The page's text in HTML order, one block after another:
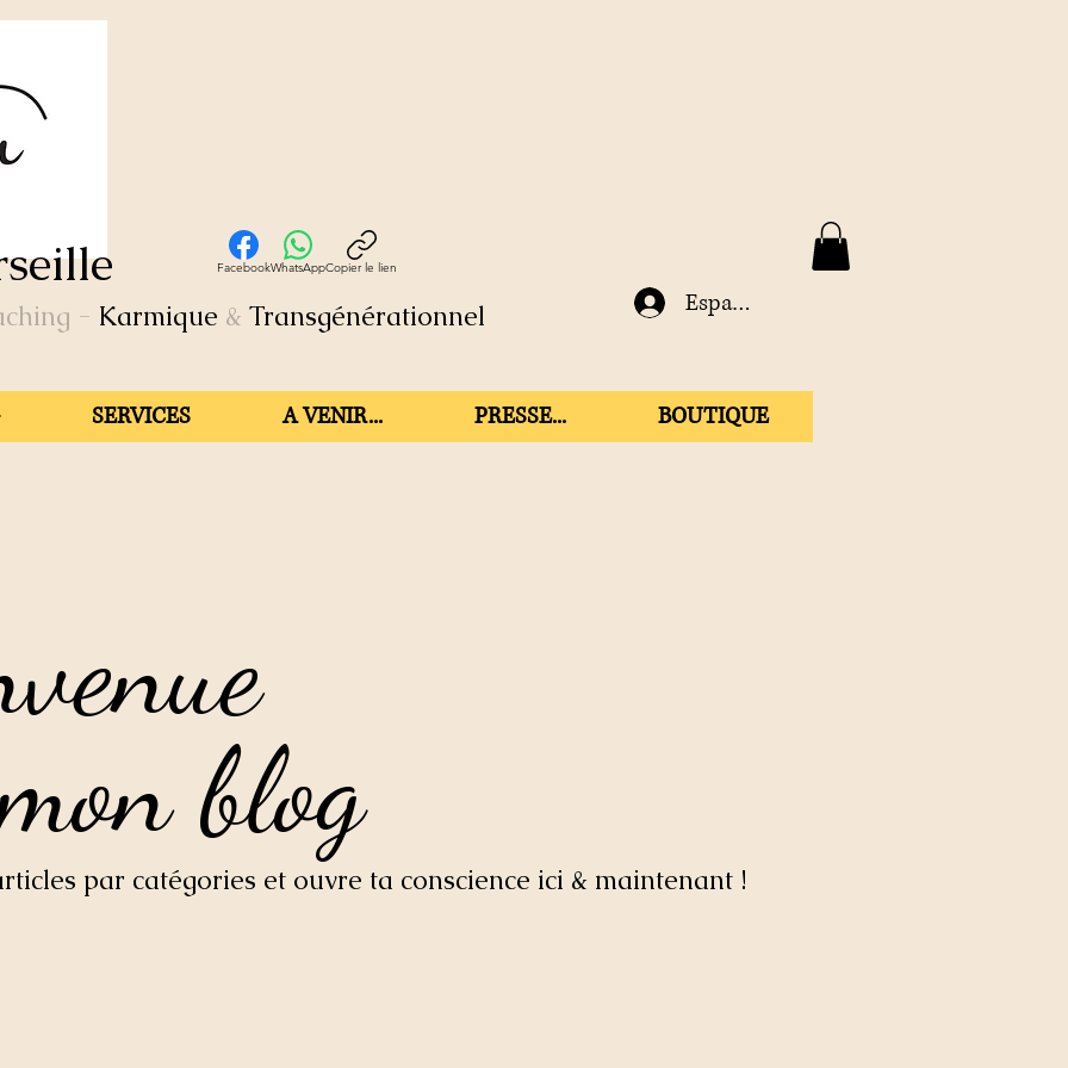
- Karmique & Transgénérationnel
FacebookWhatsAppCopier le lien
Espace membre
SERVICES A VENIR... PRESSE... BOUTIQUE
blog
blog
par catégories et ouvre ta conscience ici & maintenant !